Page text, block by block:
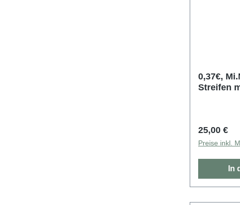
0,37€,
Streifen
Regulärer
25,00 €
Preise inkl.
In